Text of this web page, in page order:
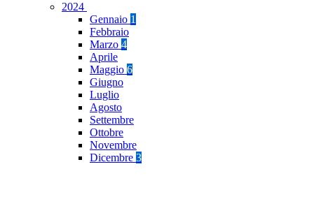
2024
Gennaio 1
Febbraio
Marzo 4
Aprile
Maggio 6
Giugno
Luglio
Agosto
Settembre
Ottobre
Novembre
Dicembre 3